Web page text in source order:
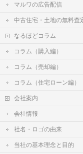
マルワの広告配信
中古住宅・土地の無料査
なるほどコラム
コラム（購入編）
コラム（売却編）
コラム（住宅ローン編）
会社案内
会社情報
社名・ロゴの由来
当社の基本理念と目的